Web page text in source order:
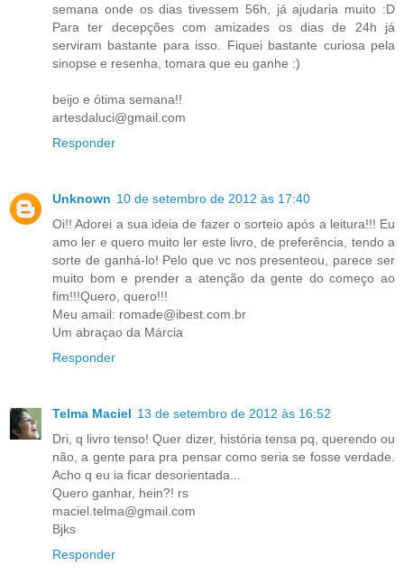
semana onde os dias tivessem 56h, já ajudaria muito :D
Para ter decepções com amizades os dias de 24h já
serviram bastante para isso. Fiquei bastante curiosa pela
sinopse e resenha, tomara que eu ganhe :)
beijo e ótima semana!!
artesdaluci@gmail.com
Responder
Unknown 10 de setembro de 2012 às 17:40
Oi!! Adorei a sua ideia de fazer o sorteio após a leitura!!! Eu
amo ler e quero muito ler este livro, de preferência, tendo a
sorte de ganhá-lo! Pelo que vc nos presenteou, parece ser
muito bom e prender a atenção da gente do começo ao
fim!!!Quero, quero!!!
Meu amail: romade@ibest.com.br
Um abraçao da Márcia
Responder
Telma Maciel 13 de setembro de 2012 às 16:52
Dri, q livro tenso! Quer dizer, história tensa pq, querendo ou
não, a gente para pra pensar como seria se fosse verdade.
Acho q eu ia ficar desorientada...
Quero ganhar, hein?! rs
maciel.telma@gmail.com
Bjks
Responder